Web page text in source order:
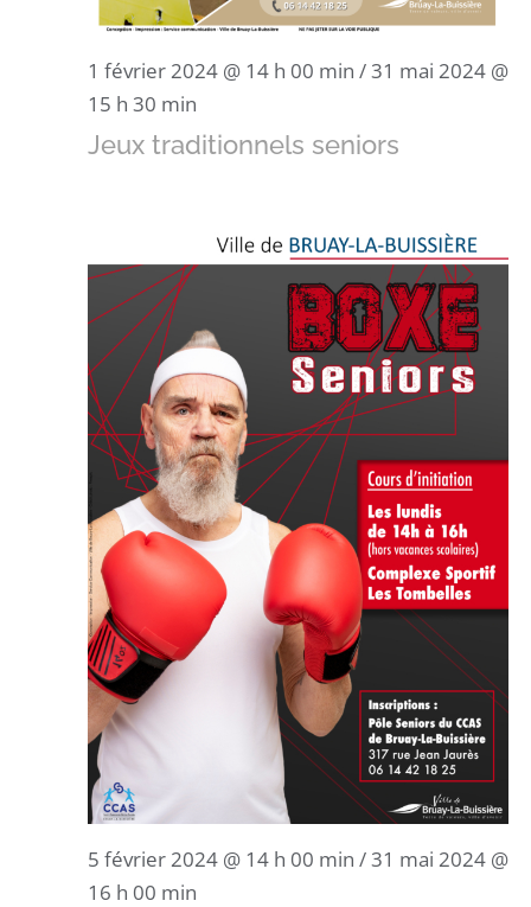
1 février 2024 @ 14 h 00 min /31 mai 2024 @
15 h 30 min
Jeux traditionnels seniors
5 février 2024 @ 14 h 00 min /31 mai 2024 @
16 h 00 min